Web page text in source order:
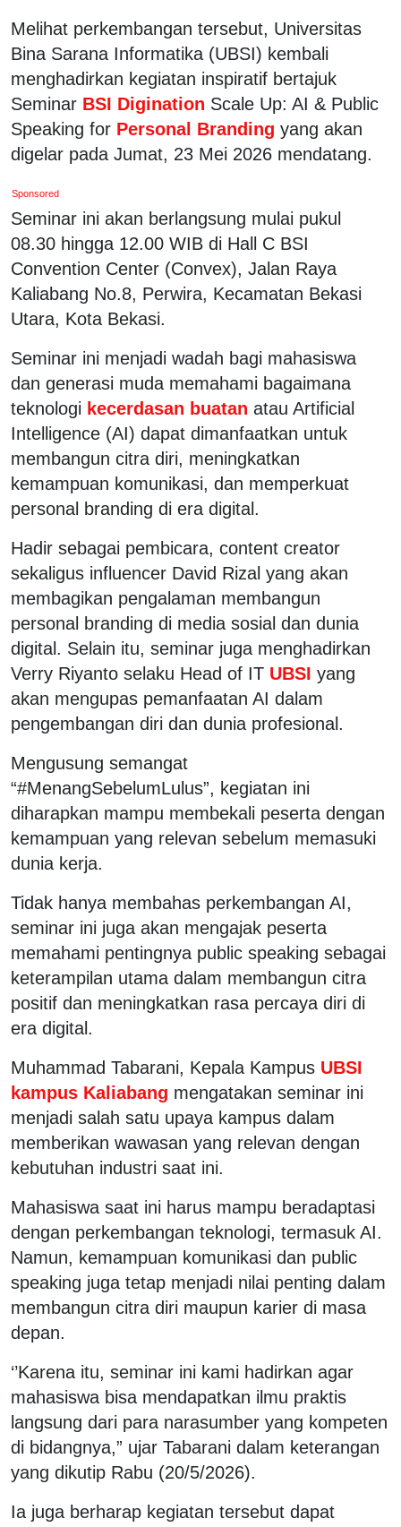
Melihat perkembangan tersebut, Universitas
Bina Sarana Informatika (UBSI) kembali
menghadirkan kegiatan inspiratif bertajuk
Seminar BSI Digination Scale Up: AI & Public
Speaking for Personal Branding yang akan
digelar pada Jumat, 23 Mei 2026 mendatang.
Sponsored
Seminar ini akan berlangsung mulai pukul
08.30 hingga 12.00 WIB di Hall C BSI
Convention Center (Convex), Jalan Raya
Kaliabang No.8, Perwira, Kecamatan Bekasi
Utara, Kota Bekasi.
Seminar ini menjadi wadah bagi mahasiswa
dan generasi muda memahami bagaimana
teknologi kecerdasan buatan atau Artificial
Intelligence (AI) dapat dimanfaatkan untuk
membangun citra diri, meningkatkan
kemampuan komunikasi, dan memperkuat
personal branding di era digital.
Hadir sebagai pembicara, content creator
sekaligus influencer David Rizal yang akan
membagikan pengalaman membangun
personal branding di media sosial dan dunia
digital. Selain itu, seminar juga menghadirkan
Verry Riyanto selaku Head of IT UBSI yang
akan mengupas pemanfaatan AI dalam
pengembangan diri dan dunia profesional.
Mengusung semangat
“#MenangSebelumLulus”, kegiatan ini
diharapkan mampu membekali peserta dengan
kemampuan yang relevan sebelum memasuki
dunia kerja.
Tidak hanya membahas perkembangan AI,
seminar ini juga akan mengajak peserta
memahami pentingnya public speaking sebagai
keterampilan utama dalam membangun citra
positif dan meningkatkan rasa percaya diri di
era digital.
Muhammad Tabarani, Kepala Kampus UBSI
kampus Kaliabang mengatakan seminar ini
menjadi salah satu upaya kampus dalam
memberikan wawasan yang relevan dengan
kebutuhan industri saat ini.
Mahasiswa saat ini harus mampu beradaptasi
dengan perkembangan teknologi, termasuk AI.
Namun, kemampuan komunikasi dan public
speaking juga tetap menjadi nilai penting dalam
membangun citra diri maupun karier di masa
depan.
‘’Karena itu, seminar ini kami hadirkan agar
mahasiswa bisa mendapatkan ilmu praktis
langsung dari para narasumber yang kompeten
di bidangnya,” ujar Tabarani dalam keterangan
yang dikutip Rabu (20/5/2026).
Ia juga berharap kegiatan tersebut dapat